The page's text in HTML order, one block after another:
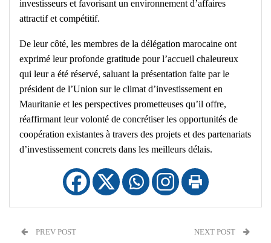
investisseurs et favorisant un environnement d’affaires
attractif et compétitif.
De leur côté, les membres de la délégation marocaine ont
exprimé leur profonde gratitude pour l’accueil chaleureux
qui leur a été réservé, saluant la présentation faite par le
président de l’Union sur le climat d’investissement en
Mauritanie et les perspectives prometteuses qu’il offre,
réaffirmant leur volonté de concrétiser les opportunités de
coopération existantes à travers des projets et des partenariats
d’investissement concrets dans les meilleurs délais.
PREV POST NEXT POST